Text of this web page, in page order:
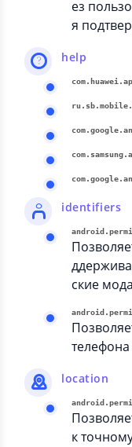
ез
я
help
identifiers
ские
телефона
location
к